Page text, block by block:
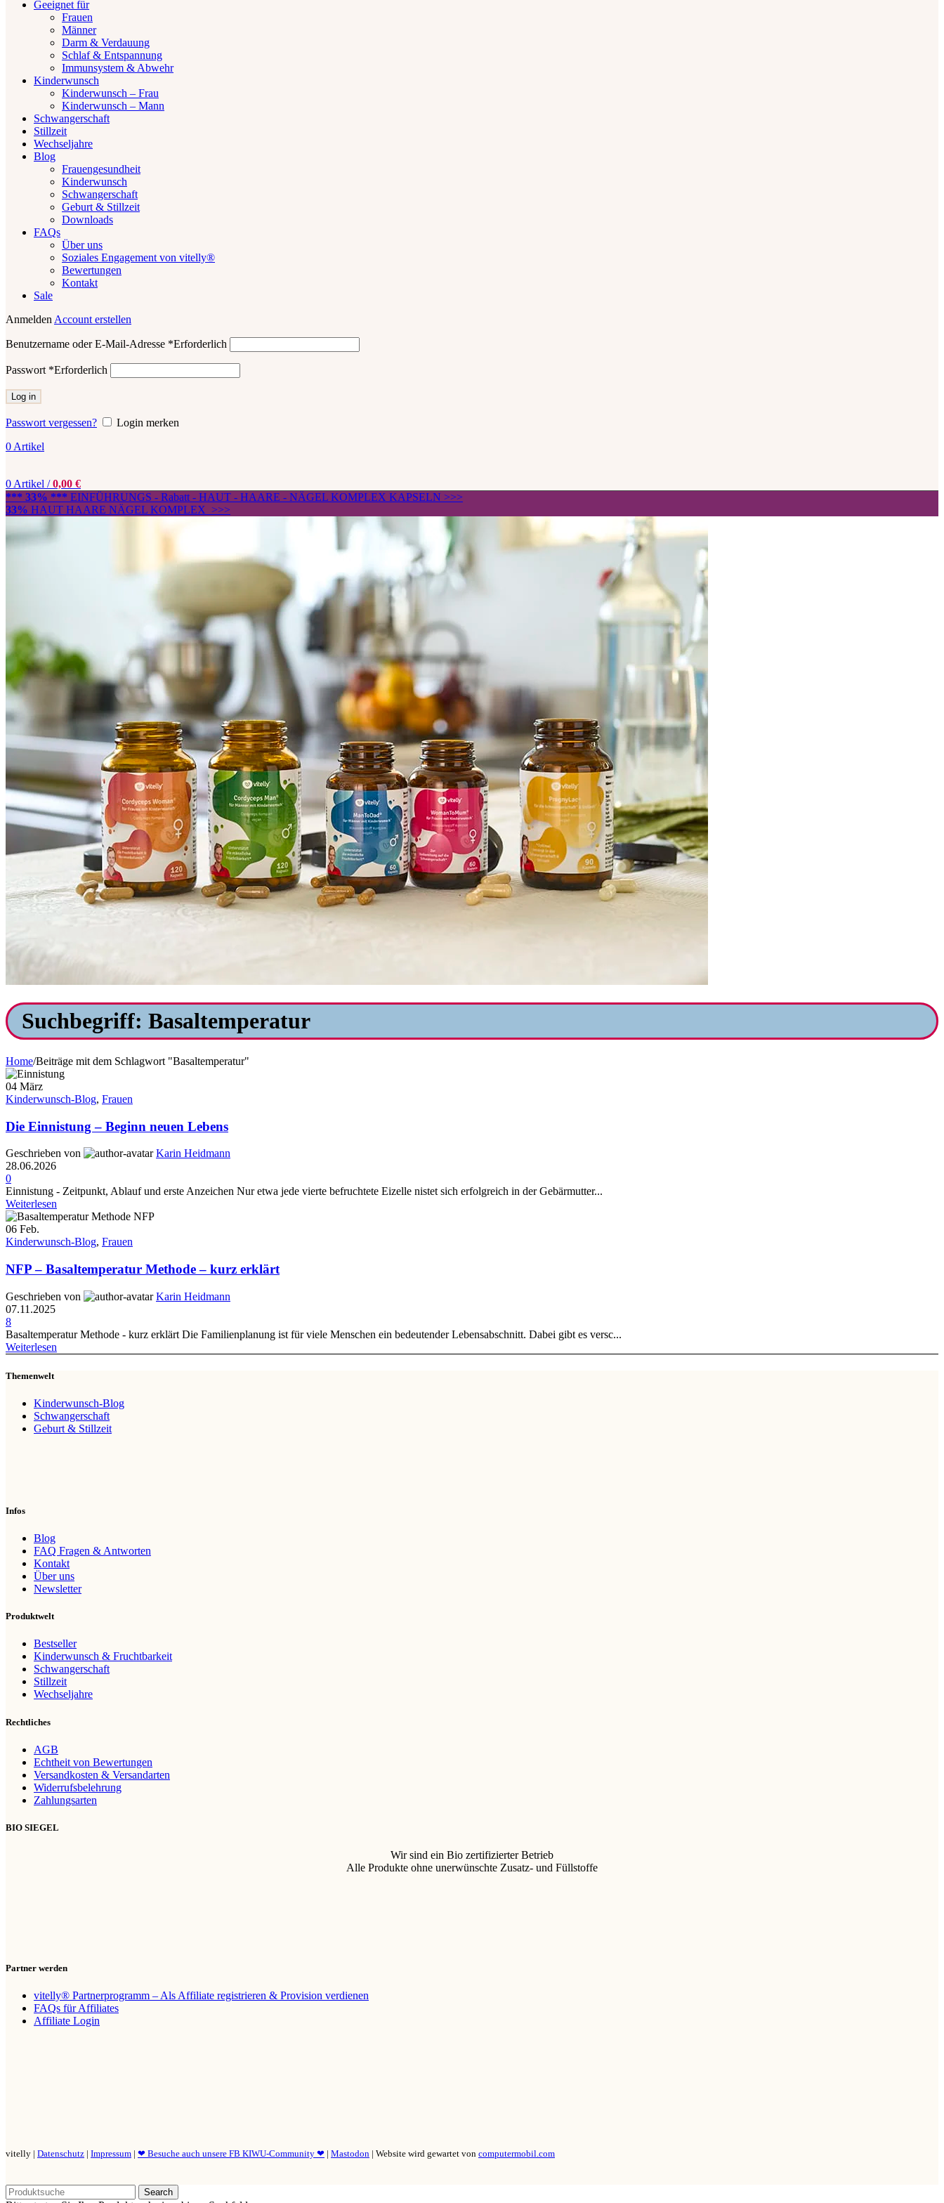
Geeignet für
Frauen
Männer
Darm & Verdauung
Schlaf & Entspannung
Immunsystem & Abwehr
Kinderwunsch
Kinderwunsch – Frau
Kinderwunsch – Mann
Schwangerschaft
Stillzeit
Wechseljahre
Blog
Frauengesundheit
Kinderwunsch
Schwangerschaft
Geburt & Stillzeit
Downloads
FAQs
Über uns
Soziales Engagement von vitelly®
Bewertungen
Kontakt
Sale
Anmelden Account erstellen
Benutzername oder E-Mail-Adresse *Erforderlich
Passwort *Erforderlich
Log in
Passwort vergessen?
Login merken
0 Artikel
0 Artikel / 0,00 €
*** 33% *** EINFÜHRUNGS - Rabatt - HAUT - HAARE - NÄGEL KOMPLEX KAPSELN >>>
33% HAUT HAARE NÄGEL KOMPLEX >>>
Suchbegriff: Basaltemperatur
Home/Beiträge mit dem Schlagwort "Basaltemperatur"
04 März
Kinderwunsch-Blog, Frauen
Die Einnistung – Beginn neuen Lebens
Geschrieben von
Karin Heidmann
28.06.2026
0
Einnistung - Zeitpunkt, Ablauf und erste Anzeichen Nur etwa jede vierte befruchtete Eizelle nistet sich erfolgreich in der Gebärmutter...
Weiterlesen
06 Feb.
Kinderwunsch-Blog, Frauen
NFP – Basaltemperatur Methode – kurz erklärt
Geschrieben von
Karin Heidmann
07.11.2025
8
Basaltemperatur Methode - kurz erklärt Die Familienplanung ist für viele Menschen ein bedeutender Lebensabschnitt. Dabei gibt es versc...
Weiterlesen
Themenwelt
Kinderwunsch-Blog
Schwangerschaft
Geburt & Stillzeit
Infos
Blog
FAQ Fragen & Antworten
Kontakt
Über uns
Newsletter
Produktwelt
Bestseller
Kinderwunsch & Fruchtbarkeit
Schwangerschaft
Stillzeit
Wechseljahre
Rechtliches
AGB
Echtheit von Bewertungen
Versandkosten & Versandarten
Widerrufsbelehrung
Zahlungsarten
BIO SIEGEL
Wir sind ein Bio zertifizierter Betrieb
Alle Produkte ohne unerwünschte Zusatz- und Füllstoffe
Partner werden
vitelly® Partnerprogramm – Als Affiliate registrieren & Provision verdienen
FAQs für Affiliates
Affiliate Login
vitelly | Datenschutz | Impressum | ❤ Besuche auch unsere FB KIWU-Community ❤ | Mastodon | Website wird gewartet von computermobil.com
Search